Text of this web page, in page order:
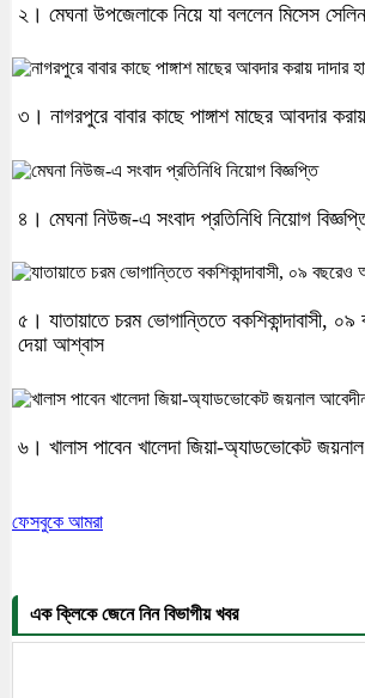
২। মেঘনা উপজেলাকে নিয়ে যা বললেন মিসেস
৩। নাগরপুরে বাবার কাছে পাঙ্গাশ মাছের আবদার
৪। মেঘনা নিউজ-এ সংবাদ প্রতিনিধি নিয়োগ
৫। যাতায়াতে চরম ভোগান্তিতে বকশিকান্দাবাসী,
দেয়া আশ্বাস
৬। খালাস পাবেন খালেদা জিয়া-অ্যাডভোকেট
ফেসবুকে আমরা
এক ক্লিকে জেনে নিন বিভাগীয় খবর